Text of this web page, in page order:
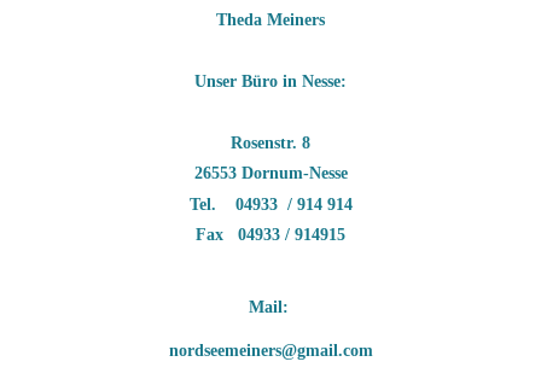
Theda Meiners
Unser Büro in Nesse:
Rosenstr. 8
26553 Dornum-Nesse
Tel. 04933 / 914 914
Fax 04933 / 914915
Mail:
nordseemeiners@gmail.com